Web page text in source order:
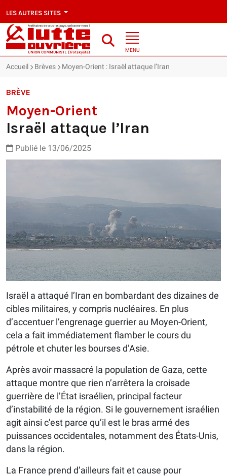
LES AUTRES SITES
MENU
Accueil Brèves Moyen-Orient : Israël attaque l’Iran
BRÈVE
Moyen-Orient
Israël attaque l’Iran
Publié le 13/06/2025
Israël a attaqué l’Iran en bombardant des dizaines de
cibles militaires, y compris nucléaires. En plus
d’accentuer l’engrenage guerrier au Moyen-Orient,
cela a fait immédiatement flamber le cours du
pétrole et chuter les bourses d’Asie.
Après avoir massacré la population de Gaza, cette
attaque montre que rien n’arrêtera la croisade
guerrière de l’État israélien, principal facteur
d’instabilité de la région. Si le gouvernement israélien
agit ainsi c’est parce qu’il est le bras armé des
puissances occidentales, notamment des États-Unis,
dans la région.
La France prend d’ailleurs fait et cause pour